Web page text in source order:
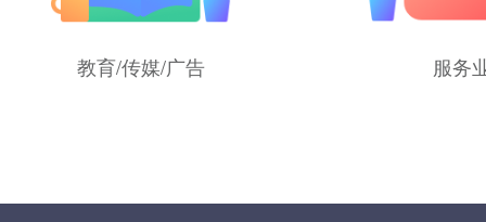
教育/传媒/广告 服务